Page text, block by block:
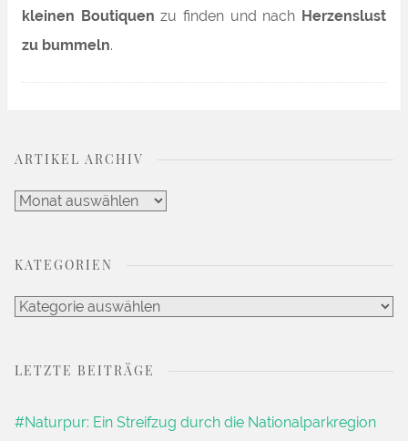
kleinen Boutiquen zu finden und nach Herzenslust
zu bummeln.
ARTIKEL ARCHIV
Artikel
KATEGORIEN
Kategorien
LETZTE BEITRÄGE
#Naturpur: Ein Streifzug durch die Nationalparkregion